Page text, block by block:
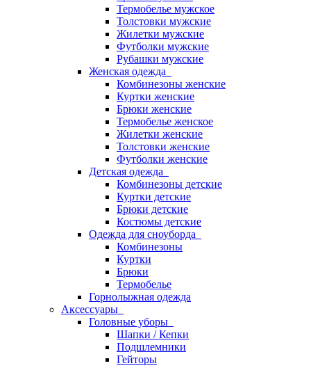
Термобелье мужское
Толстовки мужские
Жилетки мужские
Футболки мужские
Рубашки мужские
Женская одежда
Комбинезоны женские
Куртки женские
Брюки женские
Термобелье женское
Жилетки женские
Толстовки женские
Футболки женские
Детская одежда
Комбинезоны детские
Куртки детские
Брюки детские
Костюмы детские
Одежда для сноуборда
Комбинезоны
Куртки
Брюки
Термобелье
Горнолыжная одежда
Аксессуары
Головные уборы
Шапки / Кепки
Подшлемники
Гейторы